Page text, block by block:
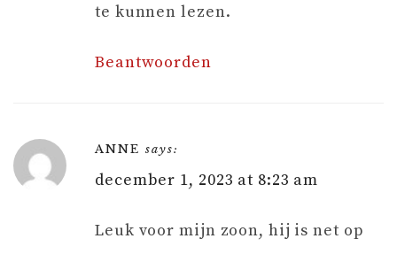
te kunnen lezen.
Beantwoorden
ANNE says:
december 1, 2023 at 8:23 am
Leuk voor mijn zoon, hij is net op